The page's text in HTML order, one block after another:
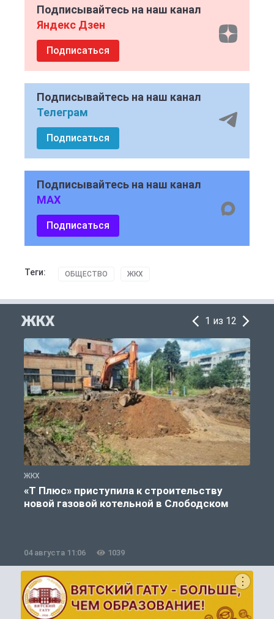
Подписывайтесь на наш канал
Яндекс Дзен
Подписаться
Подписывайтесь на наш канал
Телеграм
Подписаться
Подписывайтесь на наш канал
MAX
Подписаться
Теги: ОБЩЕСТВО ЖКХ
ЖКХ 1 из 12
ЖКХ
«Т Плюс» приступила к строительству
новой газовой котельной в Слободском
04 августа 11:06 1039